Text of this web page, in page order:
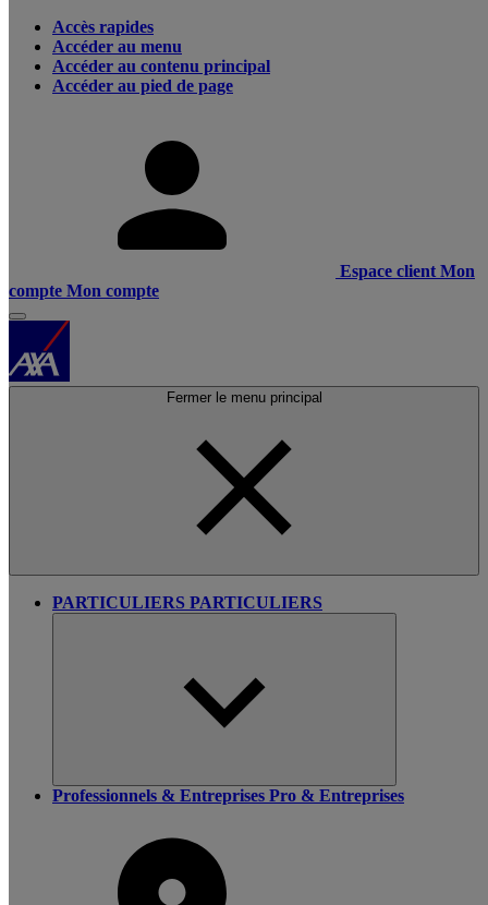
Accès rapides
Accéder au menu
Accéder au contenu principal
Accéder au pied de page
Espace client Mon
compte Mon compte
Fermer le menu principal
PARTICULIERS PARTICULIERS
Professionnels & Entreprises Pro & Entreprises